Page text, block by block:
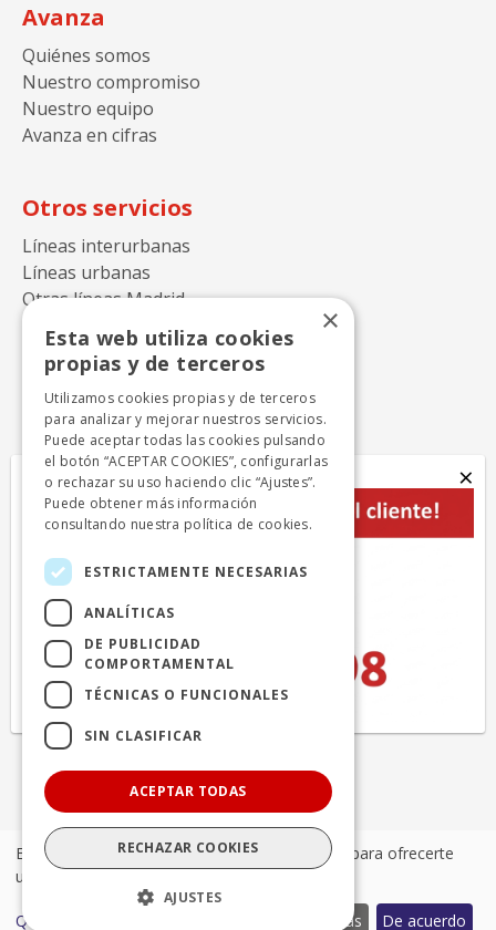
Avanza
Quiénes somos
Nuestro compromiso
Nuestro equipo
Avanza en cifras
Otros servicios
Líneas interurbanas
Líneas urbanas
Otras líneas Madrid
Contacto
Autocares Julián de Castro S.A.
Calle Perdiz n.15
28270 Colmenarejo - Madrid
+ 34 918424646
Autocares Beltrán, S.A.
Polígono Industrial el Lanchar, naves 1 y 2
28213 Colmenar del Arroyo - Madrid
+ 34 918651120
info.cercanias.madrid@avanzagrupo.com
© 2024 Avanza. Todos los derechos reservados
Declaración de accesibilidad
Aviso Legal
Política de cookies
×
Image
Esta web utiliza cookies propias y de terceros, para ofrecerte
una mejor navegación
Quiero elegir Descartar todas De acuerdo
×
Esta web utiliza cookies
propias y de terceros
Utilizamos cookies propias y de terceros
para analizar y mejorar nuestros servicios.
Puede aceptar todas las cookies pulsando
el botón “ACEPTAR COOKIES”, configurarlas
o rechazar su uso haciendo clic “Ajustes”.
Puede obtener más información
consultando nuestra política de cookies.
ESTRICTAMENTE NECESARIAS
ANALÍTICAS
DE PUBLICIDAD
COMPORTAMENTAL
TÉCNICAS O FUNCIONALES
SIN CLASIFICAR
ACEPTAR TODAS
RECHAZAR COOKIES
AJUSTES